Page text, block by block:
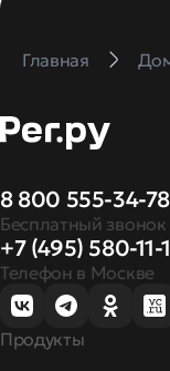
Главная
8 800 555-34-78
Бесплатный
+7 (495) 580-11-
Телефон в Москве
Продукты